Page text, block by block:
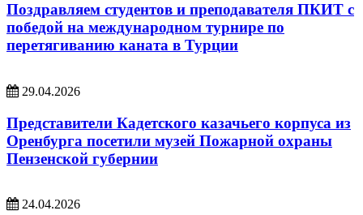
Поздравляем студентов и преподавателя ПКИТ с
победой на международном турнире по
перетягиванию каната в Турции
29.04.2026
Представители Кадетского казачьего корпуса из
Оренбурга посетили музей Пожарной охраны
Пензенской губернии
24.04.2026